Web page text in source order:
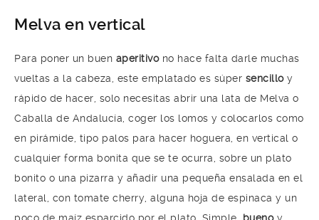
Melva en vertical
Para poner un buen aperitivono hace falta darle muchas
vueltas a la cabeza, este emplatado es súper sencilloy
rápido de hacer, solo necesitas abrir una lata de Melva o
Caballa de Andalucía, coger los lomos y colocarlos como
en pirámide, tipo palos para hacer hoguera, en vertical o
cualquier forma bonita que se te ocurra, sobre un plato
bonito o una pizarra y añadir una pequeña ensalada en el
lateral, con tomate cherry, alguna hoja de espinaca y un